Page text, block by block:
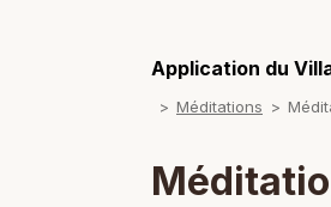
Application du
Méditations